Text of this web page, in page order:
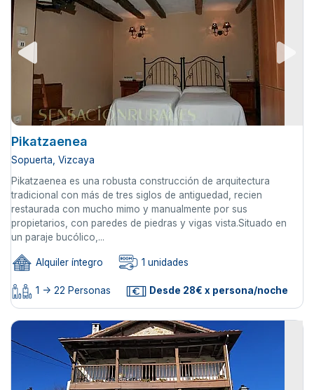
Pikatzaenea
Sopuerta, Vizcaya
Pikatzaenea es una robusta construcción de arquitectura
tradicional con más de tres siglos de antiguedad, recien
restaurada con mucho mimo y manualmente por sus
propietarios, con paredes de piedras y vigas vista.Situado en
un paraje bucólico,...
Alquiler íntegro 1 unidades
1 -> 22 Personas Desde 28€ x persona/noche